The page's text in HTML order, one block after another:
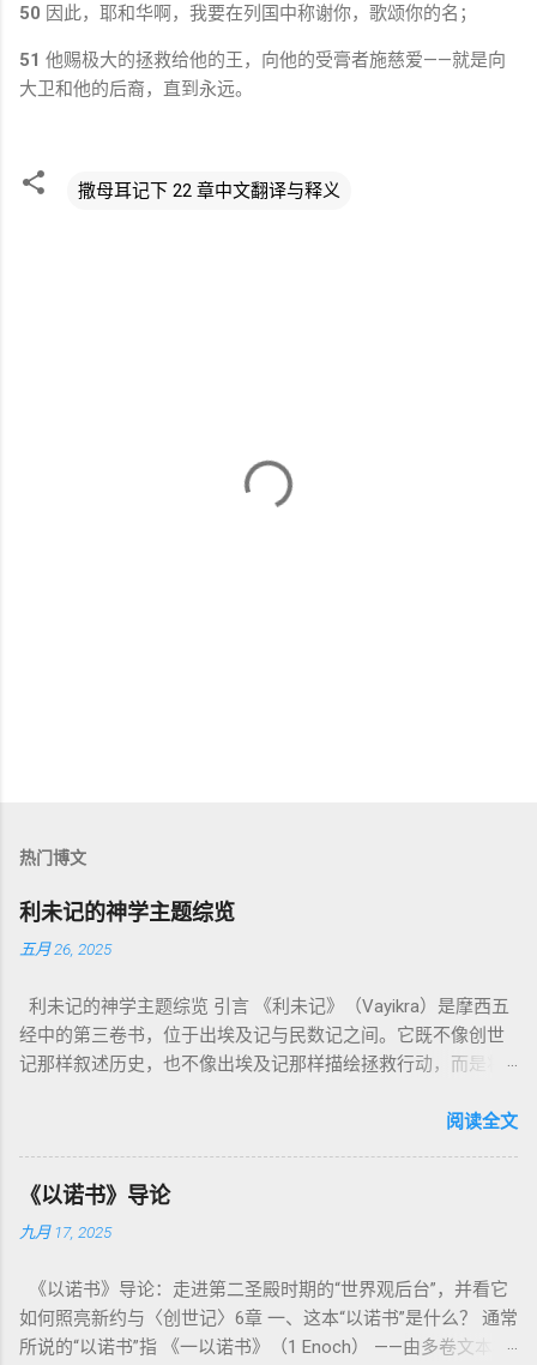
50 因此，耶和华啊，我要在列国中称谢你，歌颂你的名；
51 他赐极大的拯救给他的王，向他的受膏者施慈爱——就是向
大卫和他的后裔，直到永远。
撒母耳记下 22 章中文翻译与释义
热门博文
利未记的神学主题综览
五月 26, 2025
利未记的神学主题综览 引言 《利未记》（Vayikra）是摩西五
经中的第三卷书，位于出埃及记与民数记之间。它既不像创世
记那样叙述历史，也不像出埃及记那样描绘拯救行动，而是将
内容看似仪式化，《利未记》却揭示了 神的临在如何规范人类
为我耶和华你们的神是圣洁的。”（利未记19:2） 这节经文构成
整卷书的中心神学。希伯来文“קָדוֹשׁ”（kadosh）不仅意味着道
德上的圣洁，更意味着“分别出来”、“归属于神”。 《利未记》教
中活出“圣洁”。圣洁不仅是内心态度，更是生活方式。 二、献
祭制度：与神相交的通道 前七章详细描述五种祭： 燔祭
（olah）：全然献上，象征奉献与赎罪； 素祭 （minchah）：
阅读全文
《以诺书》导论
九月 17, 2025
《以诺书》导论：走进第二圣殿时期的“世界观后台”，并看它
如何照亮新约与〈创世记〉6章 一、这本“以诺书”是什么？ 通常
所说的“以诺书”指 《一以诺书》（1 Enoch） ——由多卷文本构